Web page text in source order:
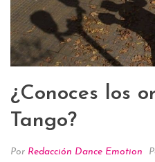
¿Conoces los
Tango?
Por Redacción Dance Emotion